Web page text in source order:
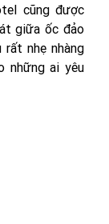
cũng được
giữa ốc đảo
rất nhẹ nhàng
những ai yêu